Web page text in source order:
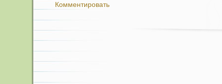
Комментировать